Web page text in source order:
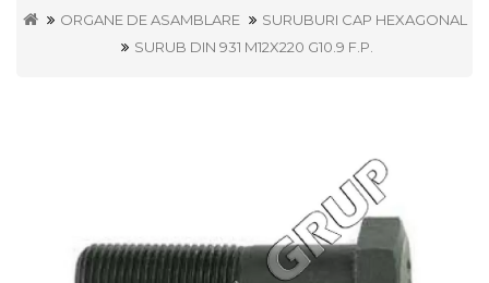
ORGANE DE ASAMBLARE
SURUBURI CAP HEXAGONAL
SURUB DIN 931 M12X220 G10.9 F.P.